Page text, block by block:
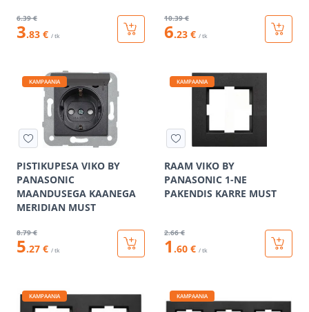
6.39 €
3.83 € / tk
10.39 €
6.23 € / tk
KAMPAANIA
PISTIKUPESA VIKO BY
PANASONIC
MAANDUSEGA KAANEGA
MERIDIAN MUST
8.79 €
5.27 € / tk
KAMPAANIA
RAAM VIKO BY
PANASONIC 1-NE
PAKENDIS KARRE MUST
2.66 €
1 .60 € / tk
KAMPAANIA KAMPAANIA